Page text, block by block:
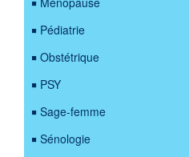
Pédiatrie
Obstétrique
PSY
Sage-femme
Sénologie